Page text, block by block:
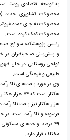
به توسعه اقتصادی روستا
محصولات کشاورزی جدید
محصولات به جای عمده
محصولات کمک کرده است.
رئیس پژوهشکده سوانح
و پیش‌بینی صاحبنظران در
نواحی روستایی در حال
طبیعی و فرهنگی است.
۴۹ درصد واحدهای
مختلف قرار دارد.